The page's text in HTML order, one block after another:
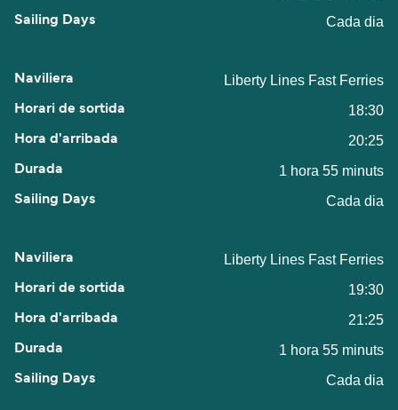
Cada dia
Liberty Lines Fast Ferries
18:30
20:25
1 hora 55 minuts
Cada dia
Liberty Lines Fast Ferries
19:30
21:25
1 hora 55 minuts
Cada dia